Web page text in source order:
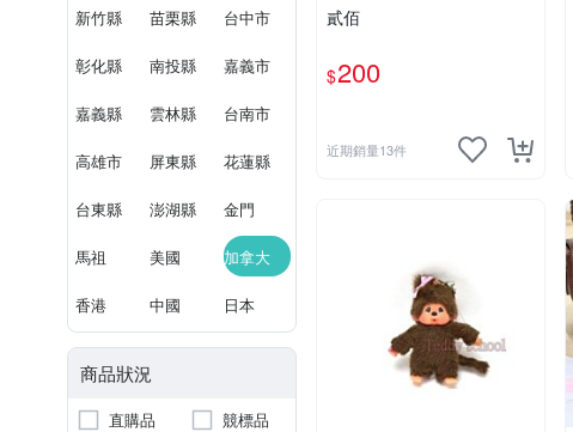
新竹縣 苗栗縣 台中市
彰化縣 南投縣 嘉義市
嘉義縣 雲林縣 台南市
高雄市 屏東縣 花蓮縣
台東縣 澎湖縣 金門
馬祖 美國 加拿大
香港 中國 日本
商品狀況
直購品
競標品
貳佰
$200
近期銷量13件